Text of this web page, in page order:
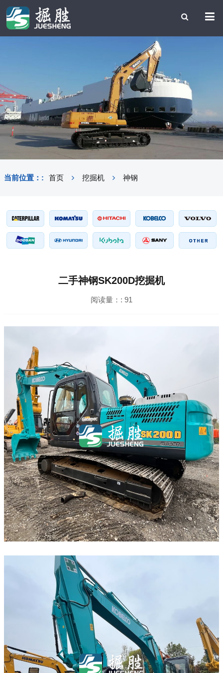
当前位置：: 首页 挖掘机 神钢
二手神钢SK200D挖掘机
阅读量：: 91